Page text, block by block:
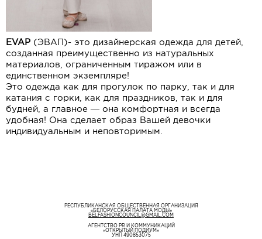
EVAP (ЭВАП)- это дизайнерская одежда для детей,
созданная преимущественно из натуральных
материалов, ограниченным тиражом или в
единственном экземпляре!
Это одежда как для прогулок по парку, так и для
катания с горки, как для праздников, так и для
будней, а главное — она комфортная и всегда
удобная! Она сделает образ Вашей девочки
индивидуальным и неповторимым.
РЕСПУБЛИКАНСКАЯ ОБЩЕСТВЕННАЯ ОРГАНИЗАЦИЯ
«БЕЛОРУССКАЯ ПАЛАТА МОДЫ»
BELFASHIONCOUNCIL@GMAIL.COM
АГЕНТСТВО PR И КОММУНИКАЦИЙ
«ОТКРЫТЫЙ ПОДИУМ»
УНП 490853075